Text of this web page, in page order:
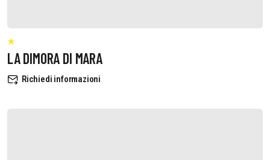
LA DIMORA DI MARA
Richiedi informazioni